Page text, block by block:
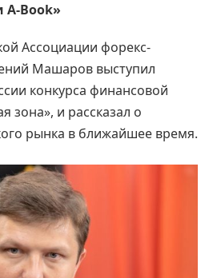
A-Book»
Ассоциации форекс-
Машаров выступил
конкурса финансовой
зона», и рассказал о
рынка в ближайшее время.